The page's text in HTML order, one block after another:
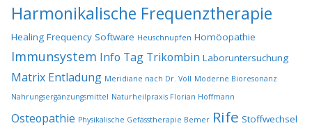
Harmonikalische Frequenztherapie
Healing Frequency Software Heuschnupfen Homöopathie
Immunsystem Info Tag Trikombin Laboruntersuchung
Matrix Entladung Meridiane nach Dr. Voll Moderne Bioresonanz
Nahrungsergänzungsmittel Naturheilpraxis Florian Hoffmann
Osteopathie Physikalische Gefässtherapie Bemer Rife Stoffwechsel